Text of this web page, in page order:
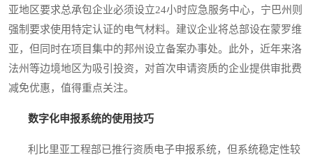
亚地区要求总承包企业必须设立24小时应急服务中心，宁巴州则
强制要求使用特定认证的电气材料。建议企业将总部设在蒙罗维
亚，但同时在项目集中的邦州设立备案办事处。此外，近年来洛
法州等边境地区为吸引投资，对首次申请资质的企业提供审批费
减免优惠，值得重点关注。
数字化申报系统的使用技巧
利比里亚工程部已推行资质电子申报系统，但系统稳定性较